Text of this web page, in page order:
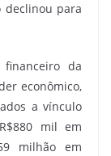
declinou para
da
econômico,
a vínculo
mil em
milhão em